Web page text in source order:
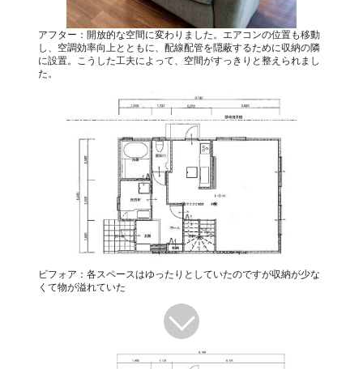
アフター：開放的な空間に変わりました。エアコンの位置も移動
し、空調効率向上とともに、配線配管を隠蔽するために収納の隣
に設置。こうした工夫によって、空間がすっきりと整えられまし
た。
ビフォア：各スペースはゆったりとしていたのですが収納が少な
くて物が溢れていた